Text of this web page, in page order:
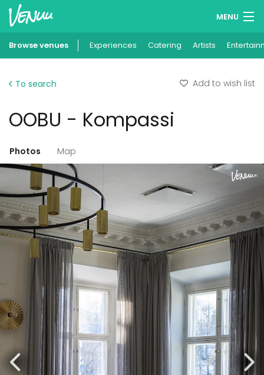
MENU
Wish lists
Add your venue
Browse venues Experiences Catering Artists
To search Add to wish list
OOBU - Kompassi
Photos Map